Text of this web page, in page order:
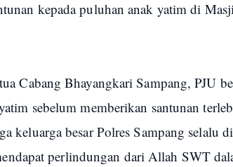
kepada puluhan anak yatim di
Cabang Bhayangkari Sampang, PJU
sebelum memberikan santunan
keluarga besar Polres Sampang selalu
perlindungan dari Allah SWT